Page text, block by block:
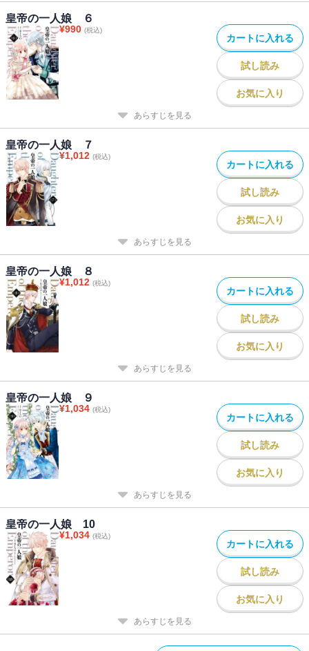
皇帝の一人娘 ６
¥990 (税込)
カートに入れる
試し読み
お気に入り
あらすじを見る
皇帝の一人娘 ７
¥1,012 (税込)
カートに入れる
試し読み
お気に入り
あらすじを見る
皇帝の一人娘 ８
¥1,012 (税込)
カートに入れる
試し読み
お気に入り
あらすじを見る
皇帝の一人娘 ９
¥1,034 (税込)
カートに入れる
試し読み
お気に入り
あらすじを見る
皇帝の一人娘 10
¥1,034 (税込)
カートに入れる
試し読み
お気に入り
あらすじを見る